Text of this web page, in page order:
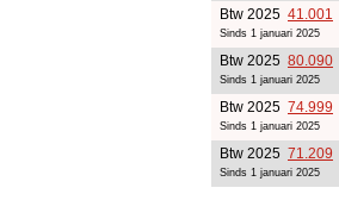
Btw 2025 41.001
Sinds 1 januari 2025
Btw 2025 80.090
Sinds 1 januari 2025
Btw 2025 74.999
Sinds 1 januari 2025
Btw 2025 71.209
Sinds 1 januari 2025